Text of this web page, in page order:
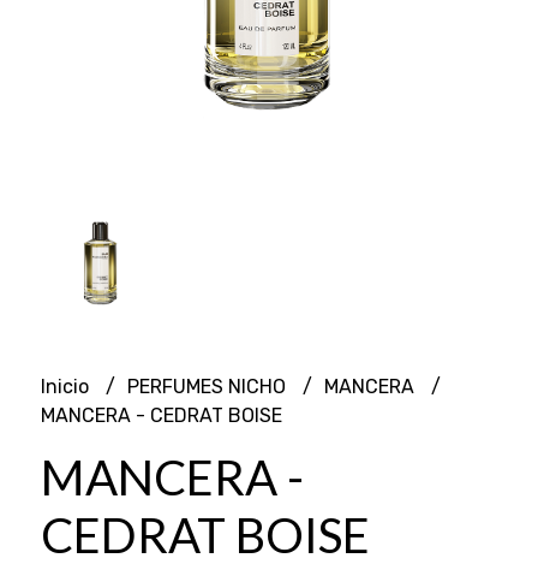
Inicio PERFUMES NICHO
MANCERA
MANCERA - CEDRAT BOISE
MANCERA -
CEDRAT BOISE